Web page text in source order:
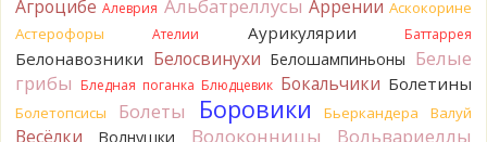
BorisM Однозначно польский!
5 часов назад
BorisM
Николай, дайте уточнение насчёт изменения
цвета гриба на срезе. Без этой информации до конца
сложно выбрать между жёлтым и собачьим груздями!
Агроцибе Алеврия Альбатреллусы Аррении Аскокорине
Астерофоры
Ателии Аурикулярии Баттаррея
Белонавозники Белосвинухи Белошампиньоны Белые
грибы Бледная поганка Блюдцевик Бокальчики Болетины
Болетопсисы Болеты Боровики Бьеркандера Валуй
Весёлки Волнушки Волоконницы Вольвариеллы